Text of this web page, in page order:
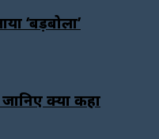
‘बड़बोला’
क्या कहा